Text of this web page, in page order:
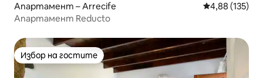
Апартамент – Arrecife Средна
4,88 (135)
Апартамент Reducto
Избор на гостите
Избор на гостите